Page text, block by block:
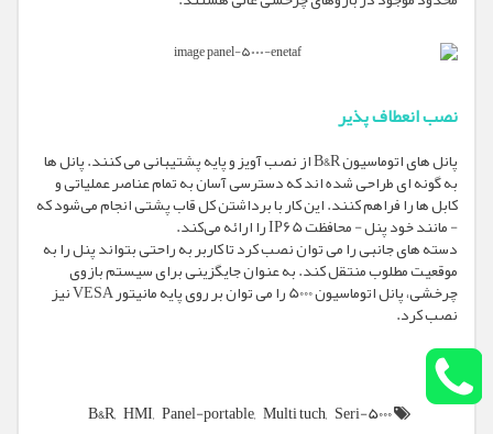
نصب انعطاف پذیر
پانل های اتوماسیون B&R از نصب آویز و پایه پشتیبانی می کنند. پانل ها
به گونه ای طراحی شده اند که دسترسی آسان به تمام عناصر عملیاتی و
کابل ها را فراهم کنند. این کار با برداشتن کل قاب پشتی انجام می‌شود که
- مانند خود پنل - محافظت IP65 را ارائه می‌کند.
دسته های جانبی را می توان نصب کرد تا کاربر به راحتی بتواند پنل را به
موقعیت مطلوب منتقل کند. به عنوان جایگزینی برای سیستم بازوی
چرخشی، پانل اتوماسیون 5000 را می توان بر روی پایه مانیتور VESA نیز
نصب کرد.
B&R, HMI, Panel-portable, Multi tuch, Seri-5000